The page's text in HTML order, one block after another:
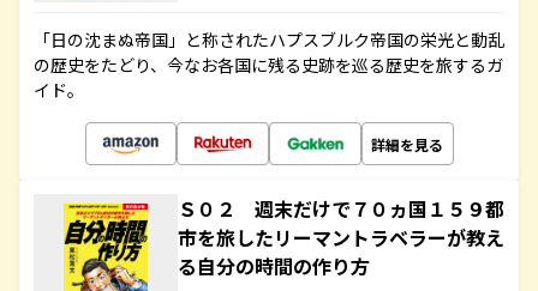
「日の沈まぬ帝国」と称されたハプスブルク帝国の栄光と動乱
の歴史をたどり、今なお各国に残る史跡を巡る歴史を旅するガ
イド。
詳細を見る
Ｓ０２ 週末だけで７０ヵ国１５９都
市を旅したリーマントラベラーが教え
る自分の時間の作り方